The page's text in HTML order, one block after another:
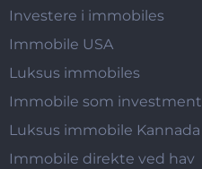
Investere i immobiles
Immobile USA
Luksus immobiles
Immobile som investment
Luksus immobile Kannada
Immobile direkte ved hav